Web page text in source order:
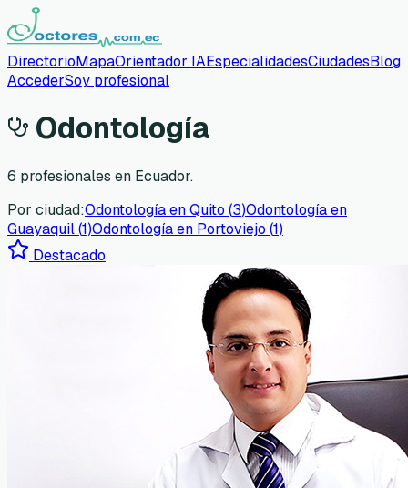
DirectorioMapaOrientador IAEspecialidadesCiudadesBlog
AccederSoy profesional
Odontología
6 profesionales en Ecuador.
Por ciudad:OdontologíaenQuito (3)Odontologíaen
Guayaquil(1)Odontologíaen Portoviejo (1)
Destacado